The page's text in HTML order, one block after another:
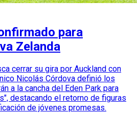
para
Zelanda
cerrar su gira por Auckland con
Nicolás Córdova definió los
a la cancha del Eden Park para
destacando el retorno de figuras
de jóvenes promesas.